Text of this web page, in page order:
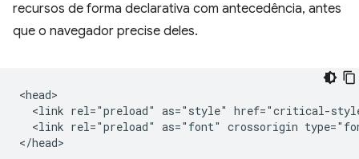
recursos de forma declarativa com antecedência, antes
que o navegador precise deles.
<head>
<link rel="preload" as="style" href="critical-
<link rel="preload" as="font" crossorigin